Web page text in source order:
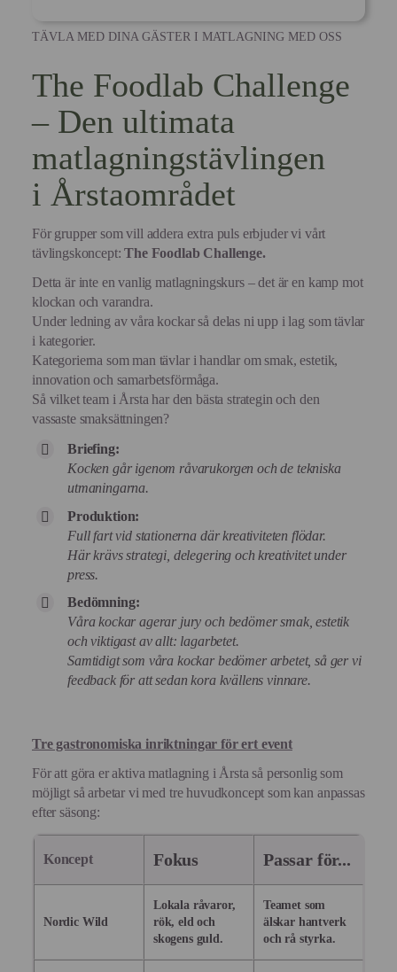
TÄVLA MED DINA GÄSTER I MATLAGNING MED OSS
The Foodlab Challenge
– Den ultimata
matlagningstävlingen
i Årstaområdet
För grupper som vill addera extra puls erbjuder vi vårt
tävlingskoncept:The Foodlab Challenge.
Detta är inte en vanlig matlagningskurs – det är en kamp mot
klockan och varandra.
Under ledning av våra kockar så delas ni upp i lag som tävlar
i kategorier.
Kategorierna som man tävlar i handlar om smak, estetik,
innovation och samarbetsförmåga.
Så vilket team i Årsta har den bästa strategin och den
vassaste smaksättningen?
Briefing:
Kocken går igenom råvarukorgen och de tekniska
utmaningarna.
Produktion:
Full fart vid stationerna där kreativiteten flödar.
Här krävs strategi, delegering och kreativitet under
press.
Bedömning:
Våra kockar agerar jury och bedömer smak, estetik
och viktigast av allt: lagarbetet.
Samtidigt som våra kockar bedömer arbetet, så ger vi
feedback för att sedan kora kvällens vinnare.
Tre gastronomiska inriktningar för ert event
För att göra er aktiva matlagning i Årsta så personlig som
möjligt så arbetar vi med tre huvudkoncept som kan anpassas
efter säsong:
Koncept Fokus Passar för...
Nordic Wild
Lokala råvaror,
rök, eld och
skogens guld.
Teamet som
älskar hantverk
och rå styrka.